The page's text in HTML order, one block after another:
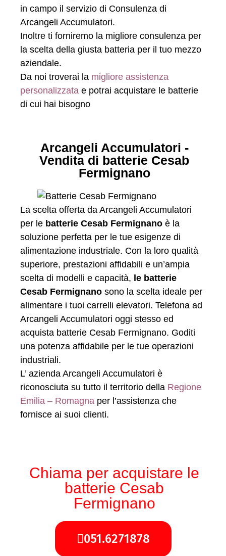
in campo il servizio di Consulenza di
Arcangeli Accumulatori.
Inoltre ti forniremo la migliore consulenza per
la scelta della giusta batteria per il tuo mezzo
aziendale.
Da noi troverai la migliore assistenza
personalizzata e potrai acquistare le batterie
di cui hai bisogno
Arcangeli Accumulatori -
Vendita di batterie Cesab
Fermignano
La scelta offerta da Arcangeli Accumulatori
per le batterie Cesab Fermignano è la
soluzione perfetta per le tue esigenze di
alimentazione industriale. Con la loro qualità
superiore, prestazioni affidabili e un’ampia
scelta di modelli e capacità, le batterie
Cesab Fermignano sono la scelta ideale per
alimentare i tuoi carrelli elevatori. Telefona ad
Arcangeli Accumulatori oggi stesso ed
acquista batterie Cesab Fermignano. Goditi
una potenza affidabile per le tue operazioni
industriali.
L’ azienda Arcangeli Accumulatori è
riconosciuta su tutto il territorio della Regione
Emilia – Romagna per l’assistenza che
fornisce ai suoi clienti.
Chiama per acquistare le
batterie Cesab
Fermignano
051.6271878